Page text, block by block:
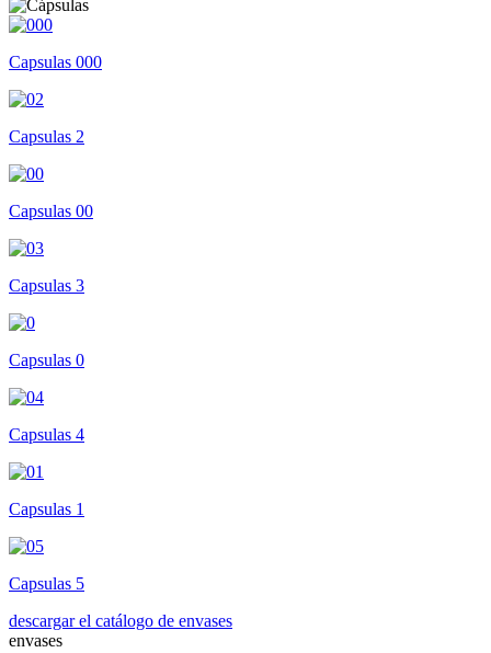
Capsulas 000
Capsulas 2
Capsulas 00
Capsulas 3
Capsulas 0
Capsulas 4
Capsulas 1
Capsulas 5
descargar el catálogo de envases
envases